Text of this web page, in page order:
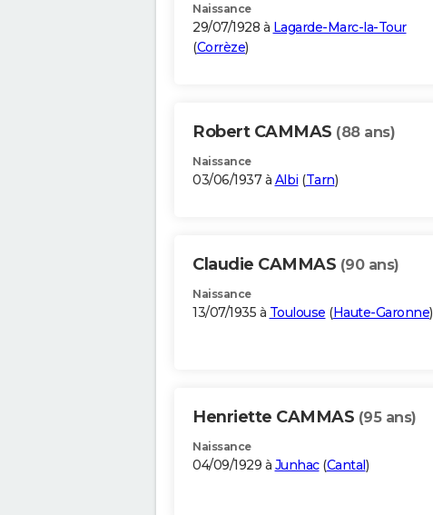
Naissance
29/07/1928 à Lagarde-Marc-la-Tour
(Corrèze)
Robert CAMMAS (88 ans)
Naissance
03/06/1937 à Albi (Tarn)
Claudie CAMMAS (90 ans)
Naissance
13/07/1935 à Toulouse (Haute-Garonne)
Henriette CAMMAS (95 ans)
Naissance
04/09/1929 à Junhac(Cantal)